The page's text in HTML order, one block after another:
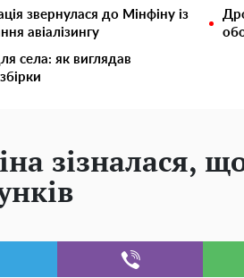
звернулася до Мінфіну із
авіалізингу
села: як виглядав
зізналася,